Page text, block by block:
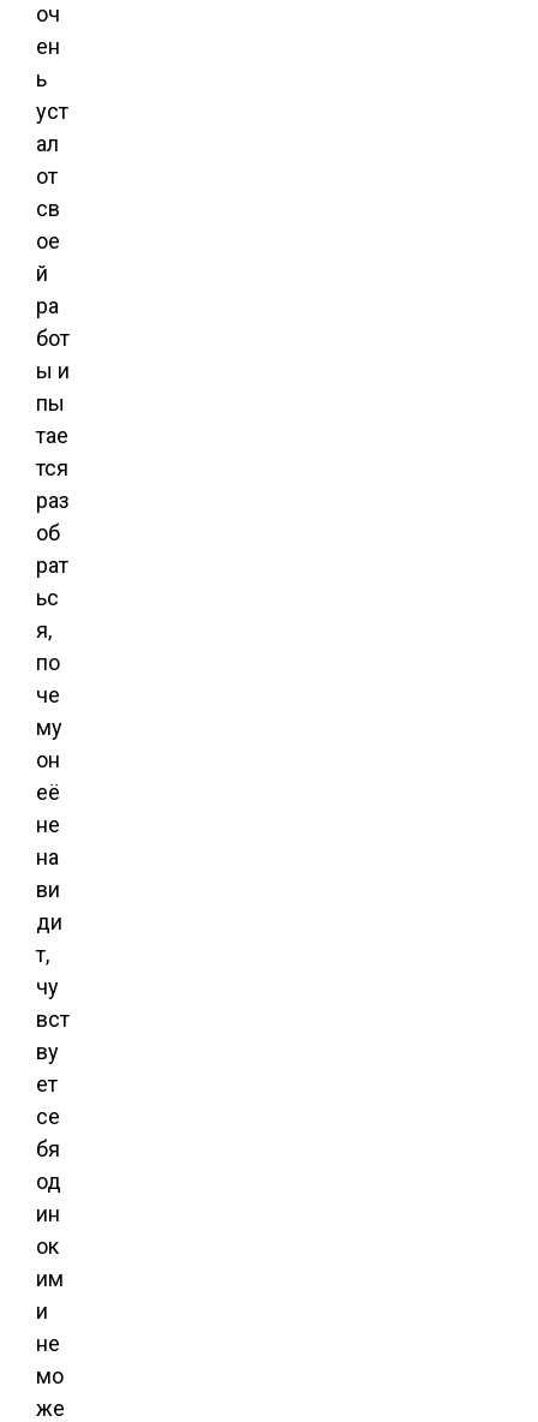
оч
ен
ь
уст
ал
от
св
ое
й
ра
бот
ы и
пы
тае
тся
раз
об
рат
ьс
я,
по
че
му
он
её
не
на
ви
ди
т,
чу
вст
ву
ет
се
бя
од
ин
ок
им
и
не
мо
же